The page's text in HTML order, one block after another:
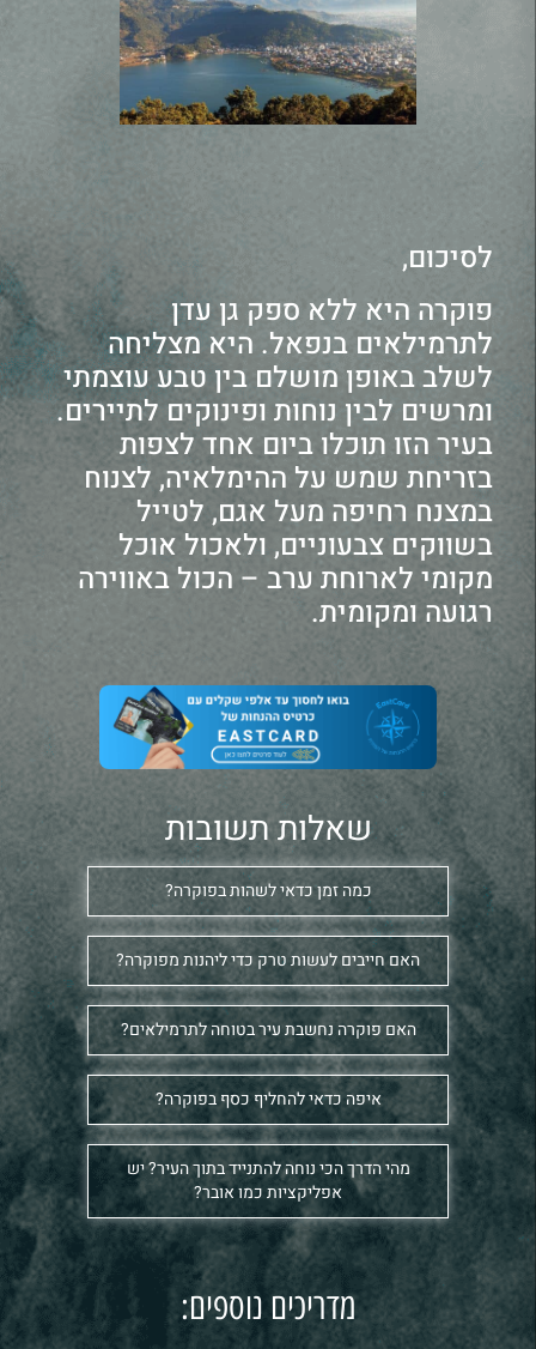
לסיכום,
פוקרה היא ללא ספק גן עדן
לתרמילאים בנפאל. היא מצליחה
לשלב באופן מושלם בין טבע עוצמתי
ומרשים לבין נוחות ופינוקים לתיירים.
בעיר הזו תוכלו ביום אחד לצפות
בזריחת שמש על ההימלאיה, לצנוח
במצנח רחיפה מעל אגם, לטייל
בשווקים צבעוניים, ולאכול אוכל
מקומי לארוחת ערב – הכול באווירה
רגועה ומקומית.
שאלות תשובות
כמה זמן כדאי לשהות בפוקרה?
האם חייבים לעשות טרק כדי ליהנות מפוקרה?
האם פוקרה נחשבת עיר בטוחה לתרמילאים?
איפה כדאי להחליף כסף בפוקרה?
מהי הדרך הכי נוחה להתנייד בתוך העיר? יש
אפליקציות כמו אובר?
מדריכים נוספים: